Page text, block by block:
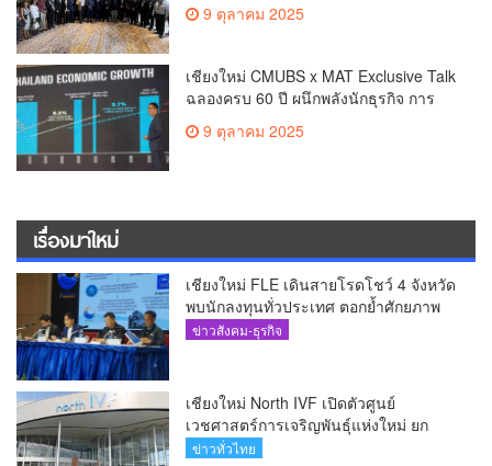
(คลิป)
9 ตุลาคม 2025
เชียงใหม่ CMUBS x MAT Exclusive Talk
ฉลองครบ 60 ปี ผนึกพลังนักธุรกิจ การ
ตลาด สร้างเวทีจุดประกายกลยุทธ์ฝ่า
วิกฤติสู่อนาคต (คลิป)
9 ตุลาคม 2025
เรื่องมาใหม่
เชียงใหม่ FLE เดินสายโรดโชว์ 4 จังหวัด
พบนักลงทุนทั่วประเทศ ตอกย้ำศักยภาพ
ผู้นำธุรกิจระบบน้ำครบวงจร(คลิป)
ข่าวสังคม-ธุรกิจ
เชียงใหม่ North IVF เปิดตัวศูนย์
เวชศาสตร์การเจริญพันธุ์แห่งใหม่ ยก
ระดับเชียงใหม่สู่ ศูนย์กลางการรักษาผู้มี
ข่าวทั่วไทย